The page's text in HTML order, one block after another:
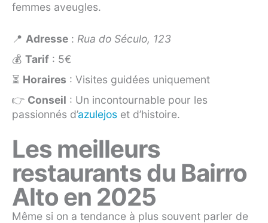
femmes aveugles.
📍 Adresse : Rua do Século, 123
💰 Tarif : 5€
⏳ Horaires : Visites guidées uniquement
👉 Conseil : Un incontournable pour les
passionnés d’azulejos et d’histoire.
Les meilleurs
restaurants du Bairro
Alto en 2025
Même si on a tendance à plus souvent parler de